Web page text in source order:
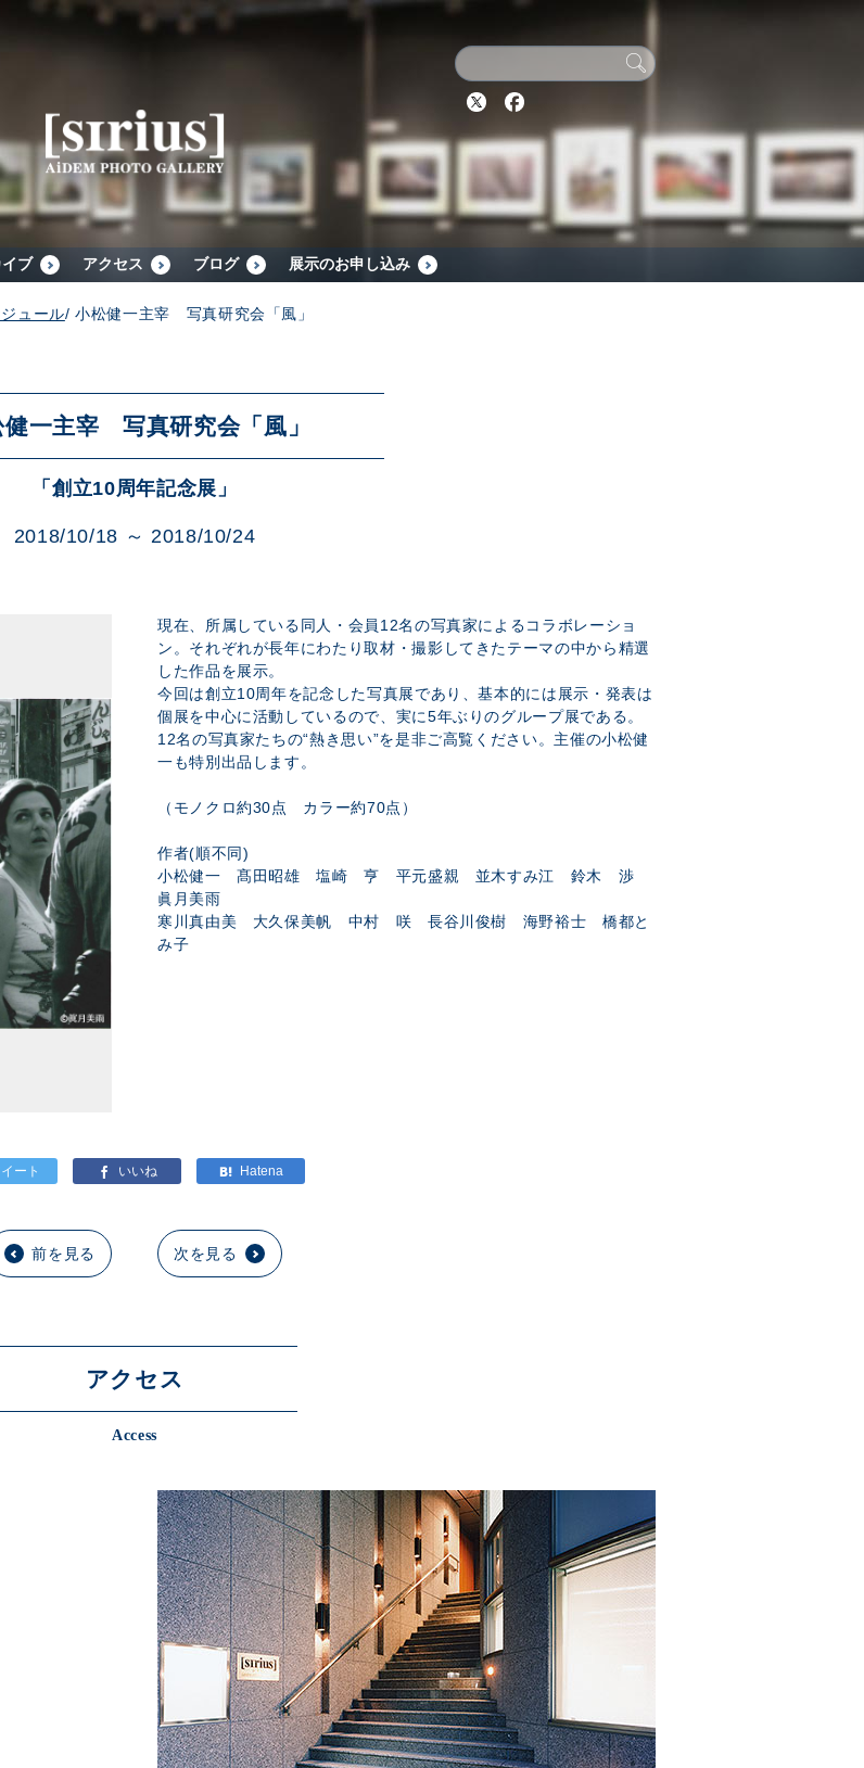
Twitter
ブ アクセス ブログ 展示のお申し込み
ュール/小松健一主宰 写真研究会「風」
健一主宰 写真研究会「風」
「創立10周年記念展」
2018/10/18 ～ 2018/10/24
現在、所属している同人・会員12名の写真家によるコラボレーショ
ン。それぞれが長年にわたり取材・撮影してきたテーマの中から精選
した作品を展示。
今回は創立10周年を記念した写真展であり、基本的には展示・発表は
個展を中心に活動しているので、実に5年ぶりのグループ展である。
12名の写真家たちの“熱き思い”を是非ご高覧ください。主催の小松健
一も特別出品します。
（モノクロ約30点 カラー約70点）
作者(順不同)
小松健一 髙田昭雄 塩崎 亨 平元盛親 並木すみ江 鈴木 渉
眞月美雨
寒川真由美 大久保美帆 中村 咲 長谷川俊樹 海野裕士 橋都と
み子
前を見る 次を見る
アクセス
Access
ュール
し込み